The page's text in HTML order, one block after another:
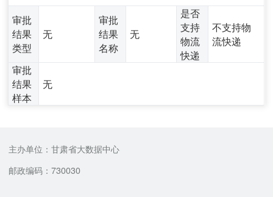
审批
结果
类型
无
审批
结果
名称
无
是否
支持
物流
快递
不支持物
流快递
审批
结果
样本
无
主办单位：甘肃省大数据中心
邮政编码：730030